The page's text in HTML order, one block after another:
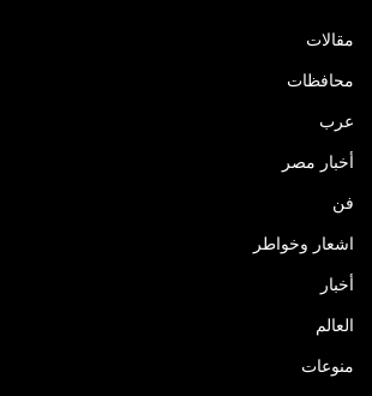
مقالات
محافظات
عرب
أخبار مصر
فن
اشعار وخواطر
أخبار
العالم
منوعات